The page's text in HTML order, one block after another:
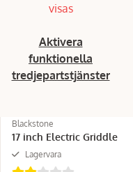
visas
Aktivera
funktionella
tredjepartstjänster
Blackstone
17 inch Electric Griddle
Lagervara